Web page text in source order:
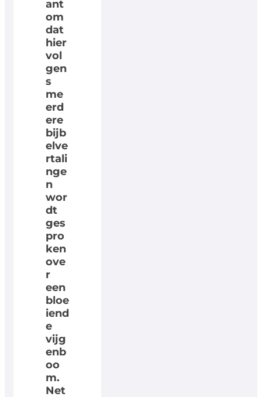
ant
om
dat
hier
vol
gen
s
me
erd
ere
bijb
elve
rtali
nge
n
wor
dt
ges
pro
ken
ove
r
een
bloe
iend
e
vijg
enb
oo
m.
Net